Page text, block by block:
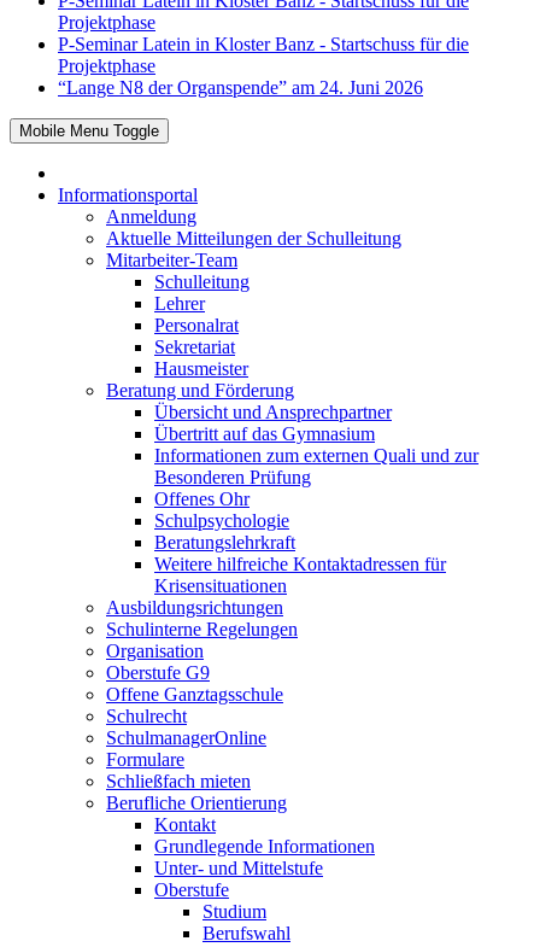
Projektphase
P-Seminar Latein in Kloster Banz - Startschuss für die
Projektphase
“Lange N8 der Organspende” am 24. Juni 2026
Mobile Menu Toggle
Informationsportal
Anmeldung
Aktuelle Mitteilungen der Schulleitung
Mitarbeiter-Team
Schulleitung
Lehrer
Personalrat
Sekretariat
Hausmeister
Beratung und Förderung
Übersicht und Ansprechpartner
Übertritt auf das Gymnasium
Informationen zum externen Quali und zur
Besonderen Prüfung
Offenes Ohr
Schulpsychologie
Beratungslehrkraft
Weitere hilfreiche Kontaktadressen für
Krisensituationen
Ausbildungsrichtungen
Schulinterne Regelungen
Organisation
Oberstufe G9
Offene Ganztagsschule
Schulrecht
SchulmanagerOnline
Formulare
Schließfach mieten
Berufliche Orientierung
Kontakt
Grundlegende Informationen
Unter- und Mittelstufe
Oberstufe
Studium
Berufswahl